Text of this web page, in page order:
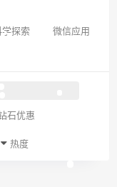
学探索 微信应用
石优惠
热度